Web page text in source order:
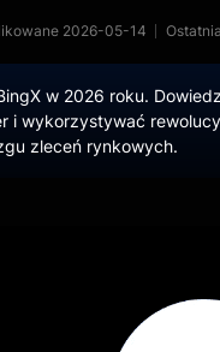
2026-05-14
w 2026 roku.
i wykorzystywać
zleceń rynkowych.